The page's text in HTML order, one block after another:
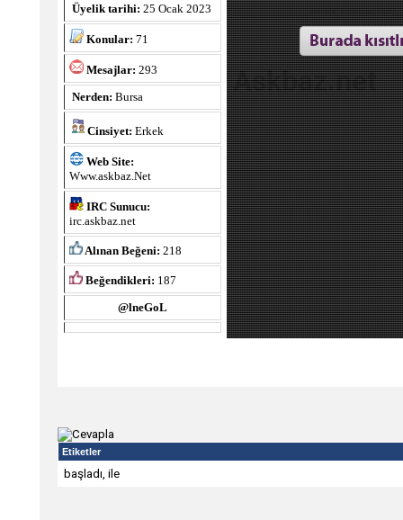
Üyelik tarihi: 25 Ocak 2023
Konular: 71
Mesajlar: 293
Nerden: Bursa
Cinsiyet: Erkek
Web Site:
Www.askbaz.Net
IRC Sunucu:
irc.askbaz.net
Alınan Beğeni: 218
Beğendikleri: 187
@lneGoL
Askbaz.net
Etiketler
başladı, ile